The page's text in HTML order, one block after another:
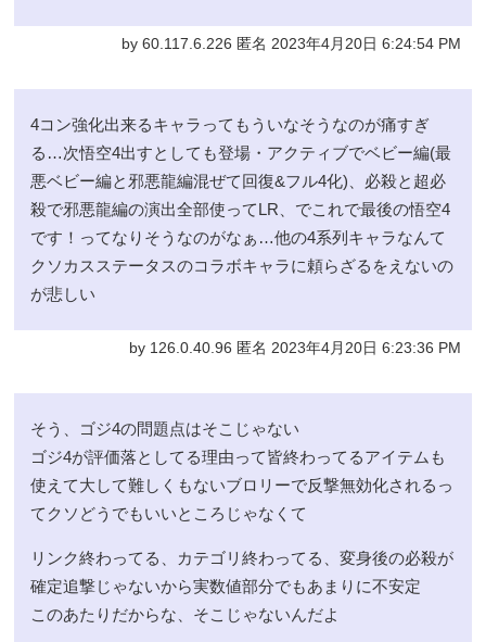
by 60.117.6.226 匿名 2023年4月20日 6:24:54 PM
4コン強化出来るキャラってもういなそうなのが痛すぎ
る…次悟空4出すとしても登場・アクティブでベビー編(最
悪ベビー編と邪悪龍編混ぜて回復&フル4化)、必殺と超必
殺で邪悪龍編の演出全部使ってLR、でこれで最後の悟空4
です！ってなりそうなのがなぁ…他の4系列キャラなんて
クソカスステータスのコラボキャラに頼らざるをえないの
が悲しい
by 126.0.40.96 匿名 2023年4月20日 6:23:36 PM
そう、ゴジ4の問題点はそこじゃない
ゴジ4が評価落としてる理由って皆終わってるアイテムも
使えて大して難しくもないブロリーで反撃無効化されるっ
てクソどうでもいいところじゃなくて
リンク終わってる、カテゴリ終わってる、変身後の必殺が
確定追撃じゃないから実数値部分でもあまりに不安定
このあたりだからな、そこじゃないんだよ